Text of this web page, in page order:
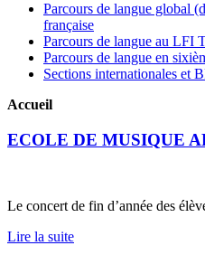
Parcours de langue global
française
Parcours de langue au LFI
Parcours de langue en
Sections internationales et
Accueil
ECOLE DE MUSIQUE
Le concert de fin d’année des
Lire la suite